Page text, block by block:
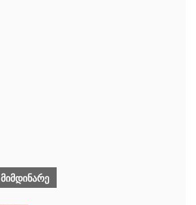
ᲛᲘᲛᲓᲘᲜᲐᲠᲔ